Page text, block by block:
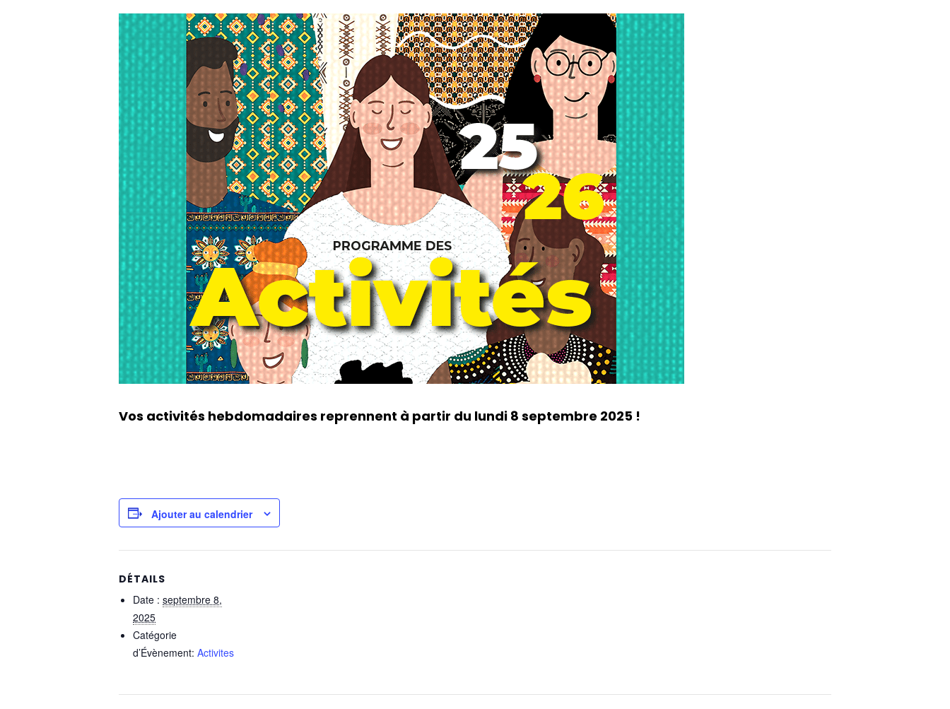
Vos activités hebdomadaires reprennent à partir du lundi 8 septembre 2025 !
Ajouter au calendrier
DÉTAILS
Date : septembre 8,
2025
Catégorie
d’Évènement: Activites